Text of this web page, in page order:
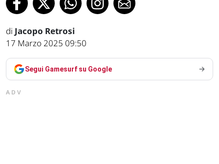
di Jacopo Retrosi
17 Marzo 2025 09:50
Segui Gamesurf su Google
ADV